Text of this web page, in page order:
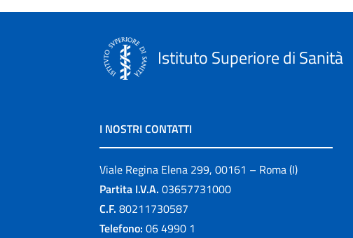
Istituto Superiore di Sanità
I NOSTRI CONTATTI
Viale Regina Elena 299, 00161 – Roma (I)
Partita I.V.A. 03657731000
C.F. 80211730587
Telefono: 06 4990 1